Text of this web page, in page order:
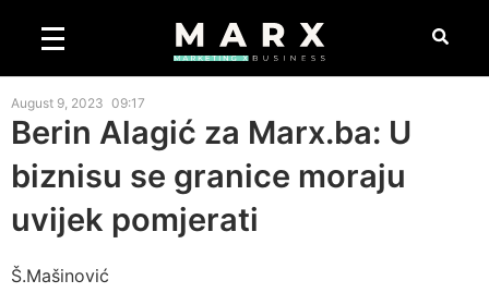
August 9, 2023 09:17
Berin Alagić za Marx.ba: U
biznisu se granice moraju
uvijek pomjerati
Š.Mašinović